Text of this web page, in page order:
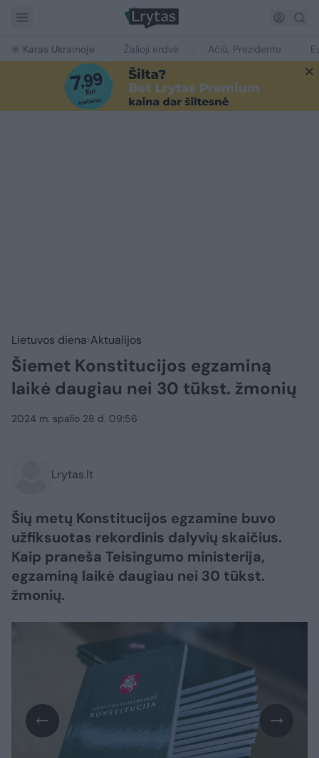
Karas Ukrainoje Žalioji erdvė Ačiū, Prezidente
Lietuvos diena Aktualijos
Šiemet Konstitucijos egzaminą
laikė daugiau nei 30 tūkst. žmonių
2024 m. spalio 28 d. 09:56
Lrytas.lt
Šių metų Konstitucijos egzamine buvo
užfiksuotas rekordinis dalyvių skaičius.
Kaip praneša Teisingumo ministerija,
egzaminą laikė daugiau nei 30 tūkst.
žmonių.